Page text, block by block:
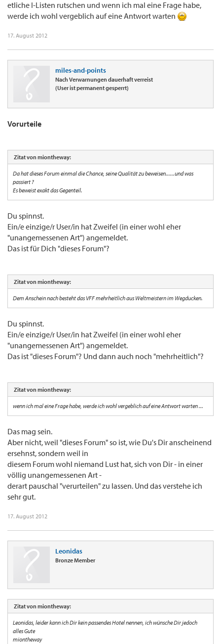
etliche I-Listen rutschen und wenn ich mal eine Frage habe,
werde ich wohl vergeblich auf eine Antwort warten
17. August 2012
miles-and-points
Nach Verwarnungen dauerhaft verreist
(User ist permanent gesperrt)
Vorurteile
Zitat von miontheway:
Da hat dieses Forum einmal die Chance, seine Qualität zu beweisen......und was
passiert ?
Es beweist exakt das Gegenteil.
Du spinnst.
Ein/e einzige/r User/in hat Zweifel (in einer wohl eher
"unangemessenen Art") angemeldet.
Das ist für Dich "dieses Forum"?
Zitat von miontheway:
Dem Anschein nach besteht das VFF mehrheitlich aus Weltmeistern im Wegducken.
Du spinnst.
Ein/e einzige/r User/in hat Zweifel (in einer wohl eher
"unangemessenen Art") angemeldet.
Das ist "dieses Forum"? Und dann auch noch "mehrheitlich"?
Zitat von miontheway:
wenn ich mal eine Frage habe, werde ich wohl vergeblich auf eine Antwort warten ...
Das mag sein.
Aber nicht, weil "dieses Forum" so ist, wie Du's Dir anscheinend
ersehnst, sondern weil in
diesem Forum wohl niemand Lust hat, sich von Dir - in einer
völlig unangemessenen Art -
derart pauschal "verurteilen" zu lassen. Und das verstehe ich
sehr gut.
17. August 2012
Leonidas
Bronze Member
Zitat von miontheway:
Leonidas, leider kann ich Dir kein passendes Hotel nennen, ich wünsche Dir jedoch
alles Gute
miontheway